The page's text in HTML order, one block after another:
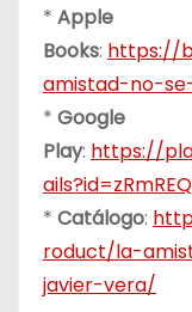
* Apple
Books: https://
amistad-no-
* Google
Play: https://
* Catálogo:
roduct/la-
javier-vera/